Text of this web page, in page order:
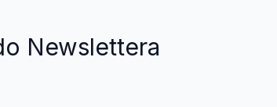
Newslettera